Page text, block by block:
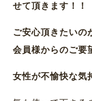
せて頂きます！！
ご安心頂きたいの
会員様からのご要
女性が不愉快な気